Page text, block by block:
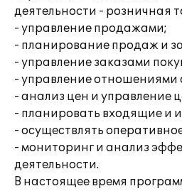
деятельности - розничная
- управление продажами;
- планирование продаж и
- управление заказами
- управление отношениями
- анализ цен и управление
- планировать входящие и
- осуществлять
- мониторинг и анализ
деятельности.
В настоящее время